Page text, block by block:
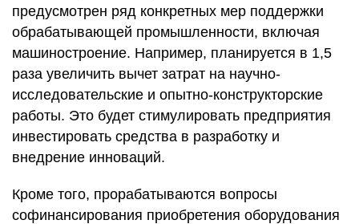
предусмотрен ряд конкретных мер поддержки
обрабатывающей промышленности, включая
машиностроение. Например, планируется в 1,5
раза увеличить вычет затрат на научно-
исследовательские и опытно-конструкторские
работы. Это будет стимулировать предприятия
инвестировать средства в разработку и
внедрение инноваций.
Кроме того, прорабатываются вопросы
софинансирования приобретения оборудования